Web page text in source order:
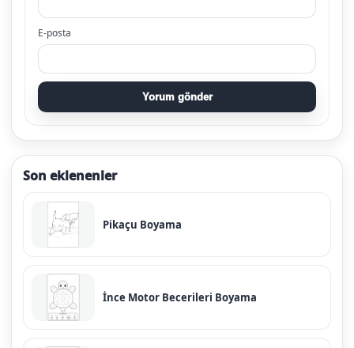
E-posta
Yorum gönder
Son eklenenler
Pikaçu Boyama
İnce Motor Becerileri Boyama